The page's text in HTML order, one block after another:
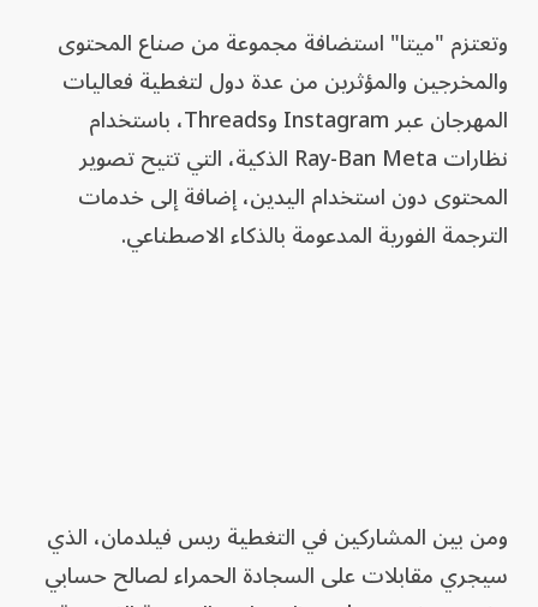
وتعتزم "ميتا" استضافة مجموعة من صناع المحتوى
والمخرجين والمؤثرين من عدة دول لتغطية فعاليات
المهرجان عبر Instagram وThreads، باستخدام
نظارات Ray-Ban Meta الذكية، التي تتيح تصوير
المحتوى دون استخدام اليدين، إضافة إلى خدمات
الترجمة الفورية المدعومة بالذكاء الاصطناعي.
ومن بين المشاركين في التغطية ريس فيلدمان، الذي
سيجري مقابلات على السجادة الحمراء لصالح حسابي